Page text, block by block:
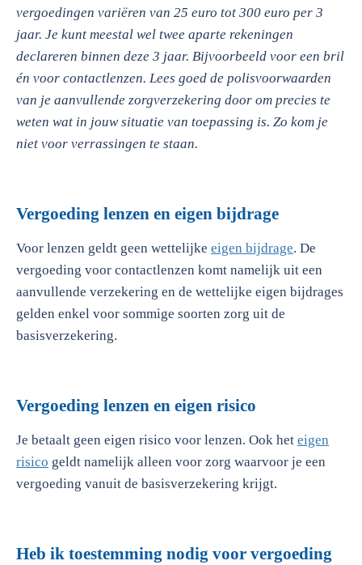
vergoedingen variëren van 25 euro tot 300 euro per 3
jaar. Je kunt meestal wel twee aparte rekeningen
declareren binnen deze 3 jaar. Bijvoorbeeld voor een bril
én voor contactlenzen. Lees goed de polisvoorwaarden
van je aanvullende zorgverzekering door om precies te
weten wat in jouw situatie van toepassing is. Zo kom je
niet voor verrassingen te staan.
Vergoeding lenzen en eigen bijdrage
Voor lenzen geldt geen wettelijke eigen bijdrage. De
vergoeding voor contactlenzen komt namelijk uit een
aanvullende verzekering en de wettelijke eigen bijdrages
gelden enkel voor sommige soorten zorg uit de
basisverzekering.
Vergoeding lenzen en eigen risico
Je betaalt geen eigen risico voor lenzen. Ook het eigen
risico geldt namelijk alleen voor zorg waarvoor je een
vergoeding vanuit de basisverzekering krijgt.
Heb ik toestemming nodig voor vergoeding